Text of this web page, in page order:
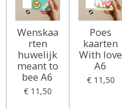
Wenskaa
rten
huwelijk
meant to
bee A6
€ 11,50
Poes
kaarten
With love
A6
€ 11,50